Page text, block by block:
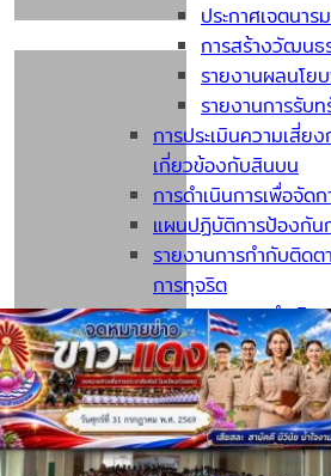
ประกาศเจตนา
การสร้างวัฒนธ
รายงานผลนโ
รายงานการรับ
การประเมินความเสี่ย
เกี่ยวข้องกับสินบน
การดำเนินการเพื่อจัด
แผนปฏิบัติการป้องกัน
รายงานการกำกับติด
การทุจริต
รายงานผลการดำเนิ
ประจำปี
การเสริมสร้างวัฒนธ
การส่งเสริมความโปร่งใส